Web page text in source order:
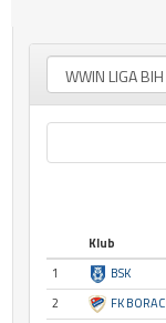
Klub
1
BSK
2
FK BORAC